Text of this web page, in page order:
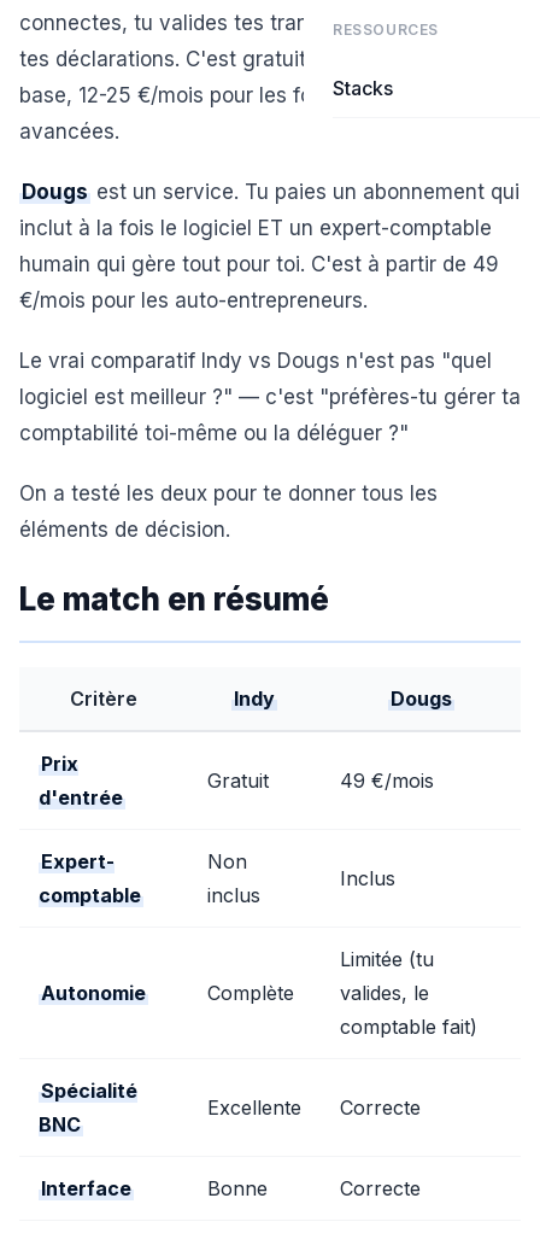
RESSOURCES
Stacks
connectes, tu valides tes transactions, tu génères
tes déclarations. C'est gratuit dans la version de
base, 12-25 €/mois pour les fonctionnalités
avancées.
Dougs est un service. Tu paies un abonnement qui
inclut à la fois le logiciel ET un expert-comptable
humain qui gère tout pour toi. C'est à partir de 49
€/mois pour les auto-entrepreneurs.
Le vrai comparatif Indy vs Dougs n'est pas "quel
logiciel est meilleur ?" — c'est "préfères-tu gérer ta
comptabilité toi-même ou la déléguer ?"
On a testé les deux pour te donner tous les
éléments de décision.
Le match en résumé
Critère Indy Dougs
Prix
d'entrée
Gratuit 49 €/mois
Expert-
comptable
Non
inclus
Inclus
Autonomie Complète
Limitée (tu
valides, le
comptable fait)
Spécialité
BNC
Excellente Correcte
Interface Bonne Correcte